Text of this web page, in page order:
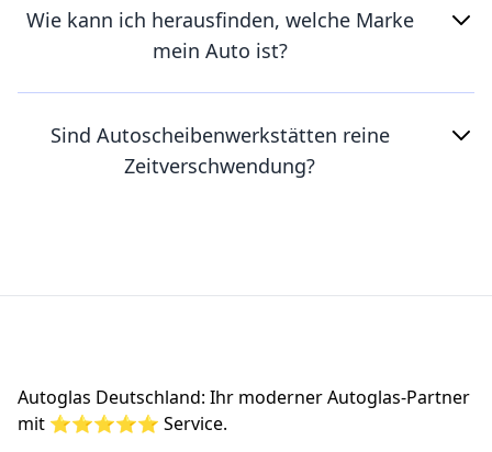
Wie kann ich herausfinden, welche Marke
mein Auto ist?
Sind Autoscheibenwerkstätten reine
Zeitverschwendung?
Autoglas Deutschland: Ihr moderner Autoglas-Partner
mit ⭐⭐⭐⭐⭐ Service.